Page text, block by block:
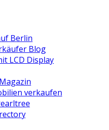
Berlin
Blog
LCD Display
verkaufen